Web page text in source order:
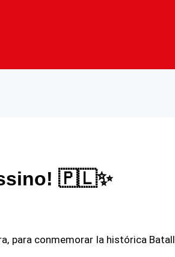
🇵🇱✨
para conmemorar la histórica